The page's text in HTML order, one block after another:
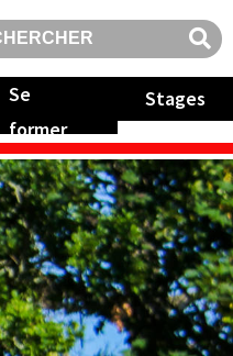
Se
former
Stages